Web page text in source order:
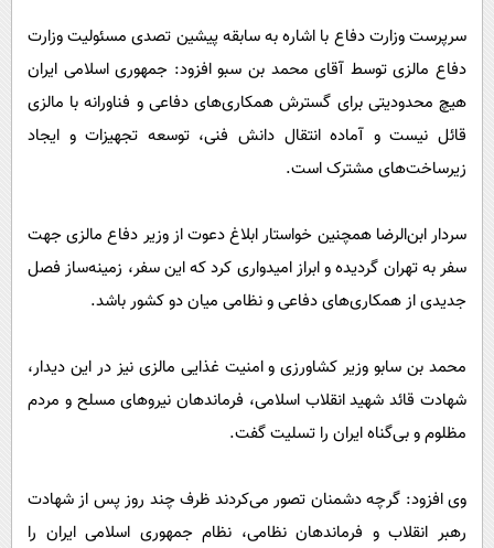
سرپرست وزارت دفاع با اشاره به سابقه پیشین تصدی مسئولیت وزارت
دفاع مالزی توسط آقای محمد بن سبو افزود: جمهوری اسلامی ایران
هیچ محدودیتی برای گسترش همکاری‌های دفاعی و فناورانه با مالزی
قائل نیست و آماده انتقال دانش فنی، توسعه تجهیزات و ایجاد
زیرساخت‌های مشترک است.
سردار ابن‌الرضا همچنین خواستار ابلاغ دعوت از وزیر دفاع مالزی جهت
سفر به تهران گردیده و ابراز امیدواری کرد که این سفر، زمینه‌ساز فصل
جدیدی از همکاری‌های دفاعی و نظامی میان دو کشور باشد.
محمد بن سابو وزیر کشاورزی و امنیت غذایی مالزی نیز در این دیدار،
شهادت قائد شهید انقلاب اسلامی، فرماندهان نیروهای مسلح و مردم
مظلوم و بی‌گناه ایران را تسلیت گفت.
وی افزود: گرچه دشمنان تصور می‌کردند ظرف چند روز پس از شهادت
رهبر انقلاب و فرماندهان نظامی، نظام جمهوری اسلامی ایران را